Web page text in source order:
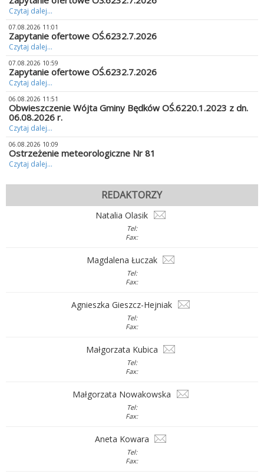
Czytaj dalej...
07.08.2026 11:01
Zapytanie ofertowe OŚ.6232.7.2026
Czytaj dalej...
07.08.2026 10:59
Zapytanie ofertowe OŚ.6232.7.2026
Czytaj dalej...
06.08.2026 11:51
Obwieszczenie Wójta Gminy Będków OŚ.6220.1.2023 z dn.
06.08.2026 r.
Czytaj dalej...
06.08.2026 10:09
Ostrzeżenie meteorologiczne Nr 81
Czytaj dalej...
REDAKTORZY
Natalia Olasik
Tel:
Fax:
Magdalena Łuczak
Tel:
Fax:
Agnieszka Gieszcz-Hejniak
Tel:
Fax:
Małgorzata Kubica
Tel:
Fax:
Małgorzata Nowakowska
Tel:
Fax:
Aneta Kowara
Tel:
Fax: